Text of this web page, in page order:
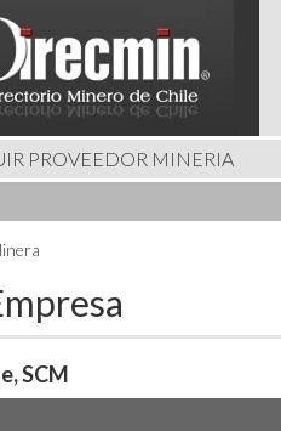
PROVEEDOR MINERIA
SCM